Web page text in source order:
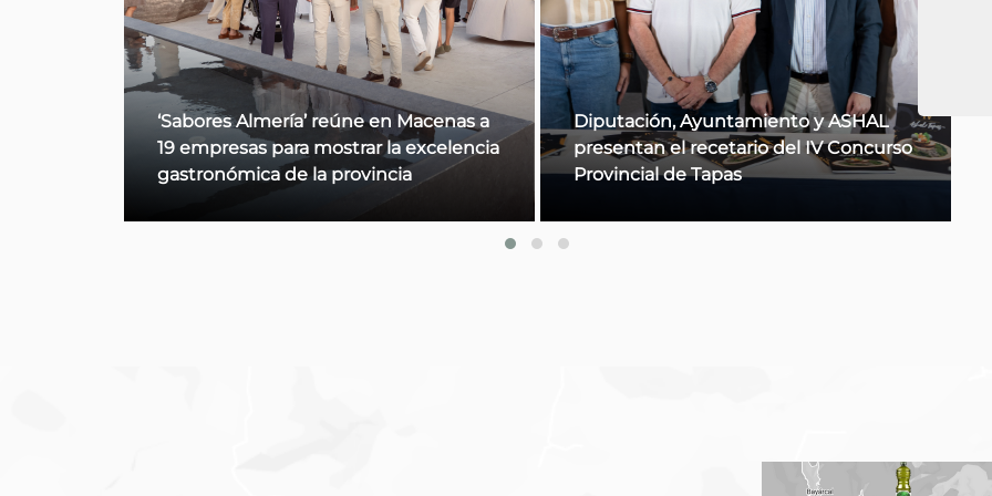
Diputación, Ayuntamiento y ASHAL
presentan el recetario del IV Concurso
Provincial de Tapas
El Mercado Central de Almería acoge
la presentación de la XXX Edición de la
Feria del Jamón de Serón